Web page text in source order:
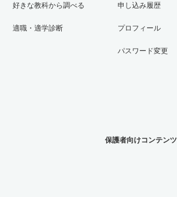
好きな教科から調べる
適職・適学診断
申し込み履歴
プロフィール
パスワード変更
保護者向けコンテンツ